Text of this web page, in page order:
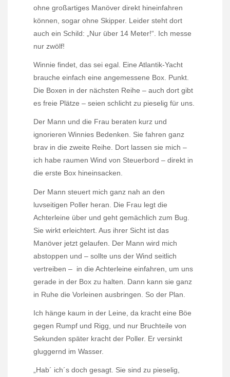
ohne großartiges Manöver direkt hineinfahren
können, sogar ohne Skipper. Leider steht dort
auch ein Schild: „Nur über 14 Meter!“. Ich messe
nur zwölf!
Winnie findet, das sei egal. Eine Atlantik-Yacht
brauche einfach eine angemessene Box. Punkt.
Die Boxen in der nächsten Reihe – auch dort gibt
es freie Plätze – seien schlicht zu pieselig für uns.
Der Mann und die Frau beraten kurz und
ignorieren Winnies Bedenken. Sie fahren ganz
brav in die zweite Reihe. Dort lassen sie mich –
ich habe raumen Wind von Steuerbord – direkt in
die erste Box hineinsacken.
Der Mann steuert mich ganz nah an den
luvseitigen Poller heran. Die Frau legt die
Achterleine über und geht gemächlich zum Bug.
Sie wirkt erleichtert. Aus ihrer Sicht ist das
Manöver jetzt gelaufen. Der Mann wird mich
abstoppen und – sollte uns der Wind seitlich
vertreiben – in die Achterleine einfahren, um uns
gerade in der Box zu halten. Dann kann sie ganz
in Ruhe die Vorleinen ausbringen. So der Plan.
Ich hänge kaum in der Leine, da kracht eine Böe
gegen Rumpf und Rigg, und nur Bruchteile von
Sekunden später kracht der Poller. Er versinkt
gluggernd im Wasser.
„Hab´ ich´s doch gesagt. Sie sind zu pieselig,